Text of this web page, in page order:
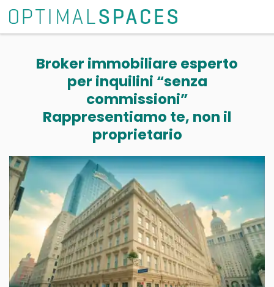
Broker immobiliare esperto
per inquilini “senza
commissioni”
Rappresentiamo te, non il
proprietario